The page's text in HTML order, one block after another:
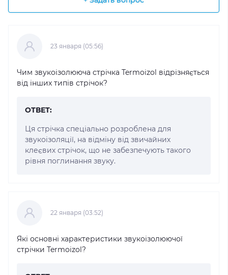
23 января (05:56)
Чим звукоізолююча стрічка Termoizol відрізняється
від інших типів стрічок?
ОТВЕТ:
Ця стрічка спеціально розроблена для
звукоізоляції, на відміну від звичайних
клеєвих стрічок, що не забезпечують такого
рівня поглинання звуку.
22 января (03:52)
Які основні характеристики звукоізолюючої
стрічки Termoizol?